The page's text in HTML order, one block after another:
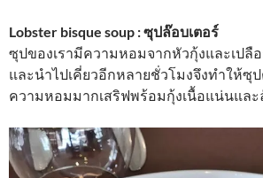
Lobster bisque soup : ซุปล๊อบเตอร์
ซุปของเรามีความหอมจากหัวกุ้งและเปลื
และนำไปเคี่ยวอีกหลายชั่วโมงจึงทำให้ซุ
ความหอมมากเสริฟพร้อมกุ้งเนื้อแน่นและ